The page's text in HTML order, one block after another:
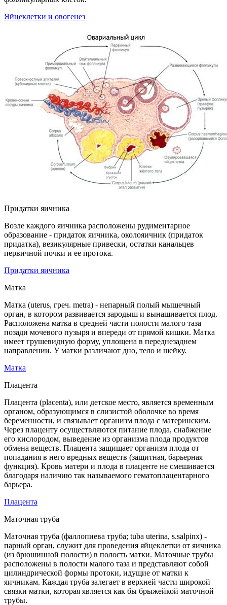
Яйцеклетки и овогенез
Придатки яичника
Возле каждого яичника расположены рудиментарное
образование - придаток яичника, околояичник (придаток
придатка), везикулярные привески, остатки канальцев
первичной почки и ее протока.
Придатки яичника
Матка
Матка (uterus, греч. metra) - непарный полый мышечный
орган, в котором развивается зародыш и вынашивается плод.
Расположена матка в средней части полости малого таза
позади мочевого пузыря и впереди от прямой кишки. Матка
имеет грушевидную форму, уплощена в переднезаднем
направлении. У матки различают дно, тело и шейку.
Матка
Плацента
Плацента (placenta), или детское место, является временным
органом, образующимся в слизистой оболочке во время
беременности, и связывает организм плода с материнским.
Через плаценту осуществляются питание плода, снабжение
его кислородом, выведение из организма плода продуктов
обмена веществ. Плацента защищает организм плода от
попадания в него вредных веществ (защитная, барьерная
функция). Кровь матери и плода в плаценте не смешивается
благодаря наличию так называемого гематоплацентарного
барьера.
Плацента
Маточная труба
Маточная труба (фаллопиева труба; tuba uterina, s.salpinx) -
парный орган, служит для проведения яйцеклетки от яичника
(из брюшинной полости) в полость матки. Маточные трубы
расположены в полости малого таза и представляют собой
цилиндрической формы протоки, идущие от матки к
яичникам. Каждая труба залегает в верхней части широкой
связки матки, которая является как бы брыжейкой маточной
трубы.